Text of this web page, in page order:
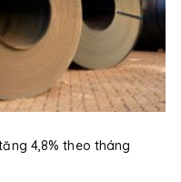
4,8% theo tháng